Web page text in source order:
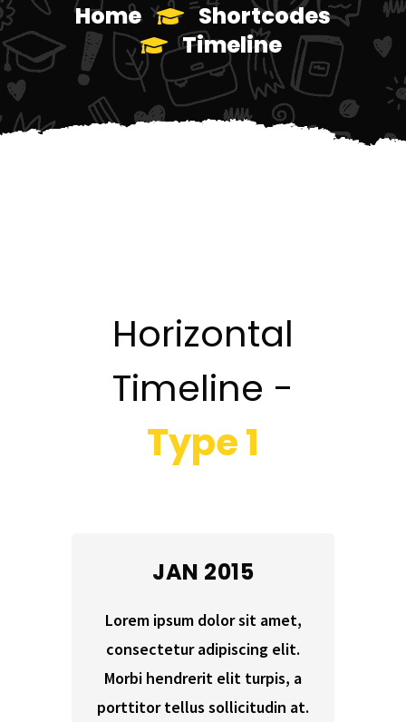
Home
Shortcodes
Timeline
Horizontal
Timeline -
Type 1
JAN 2015
Lorem ipsum dolor sit amet,
consectetur adipiscing elit.
Morbi hendrerit elit turpis, a
porttitor tellus sollicitudin at.